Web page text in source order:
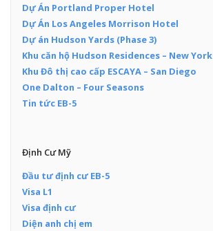
Dự Án Portland Proper Hotel
Dự Án Los Angeles Morrison Hotel
Dự án Hudson Yards (Phase 3)
Khu căn hộ Hudson Residences – New York
Khu Đô thị cao cấp ESCAYA – San Diego
One Dalton – Four Seasons
Tin tức EB-5
Định Cư Mỹ
Đầu tư định cư EB-5
Visa L1
Visa định cư
Diện anh chị em